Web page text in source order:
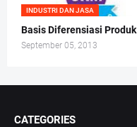
INDUSTRI DAN JASA
Basis Diferensiasi Produk
September 05, 2013
CATEGORIES